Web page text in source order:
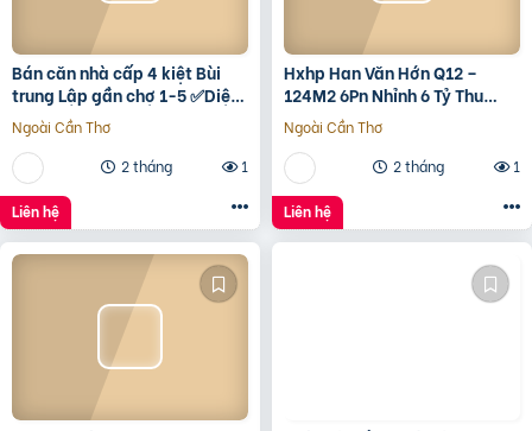
Bán căn nhà cấp 4 kiệt Bùi
trung Lập gần chợ 1-5 ✅Diện
tích 5*22 ✅Hướng Tây Bắc
✅Đường oto thông
Ngoài Cần Thơ
2 tháng
1
Liên hệ
Hxhp Han Văn Hớn Q12 –
124M2 6Pn Nhỉnh 6 Tỷ Thu
15Tr/Tháng
Ngoài Cần Thơ
2 tháng
1
Liên hệ